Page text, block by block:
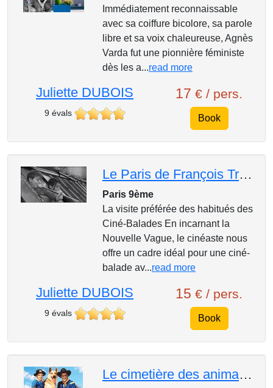
Immédiatement reconnaissable
avec sa coiffure bicolore, sa parole
libre et sa voix chaleureuse, Agnès
Varda fut une pionnière féministe
dès les a...read more
Juliette DUBOIS
9 évals
17 € / pers.
Book
Le Paris de François Truffaut
Paris 9ème
La visite préférée des habitués des
Ciné-Balades En incarnant la
Nouvelle Vague, le cinéaste nous
offre un cadre idéal pour une ciné-
balade av...read more
Juliette DUBOIS
9 évals
15 € / pers.
Book
Le cimetière des animaux et ses célébrités